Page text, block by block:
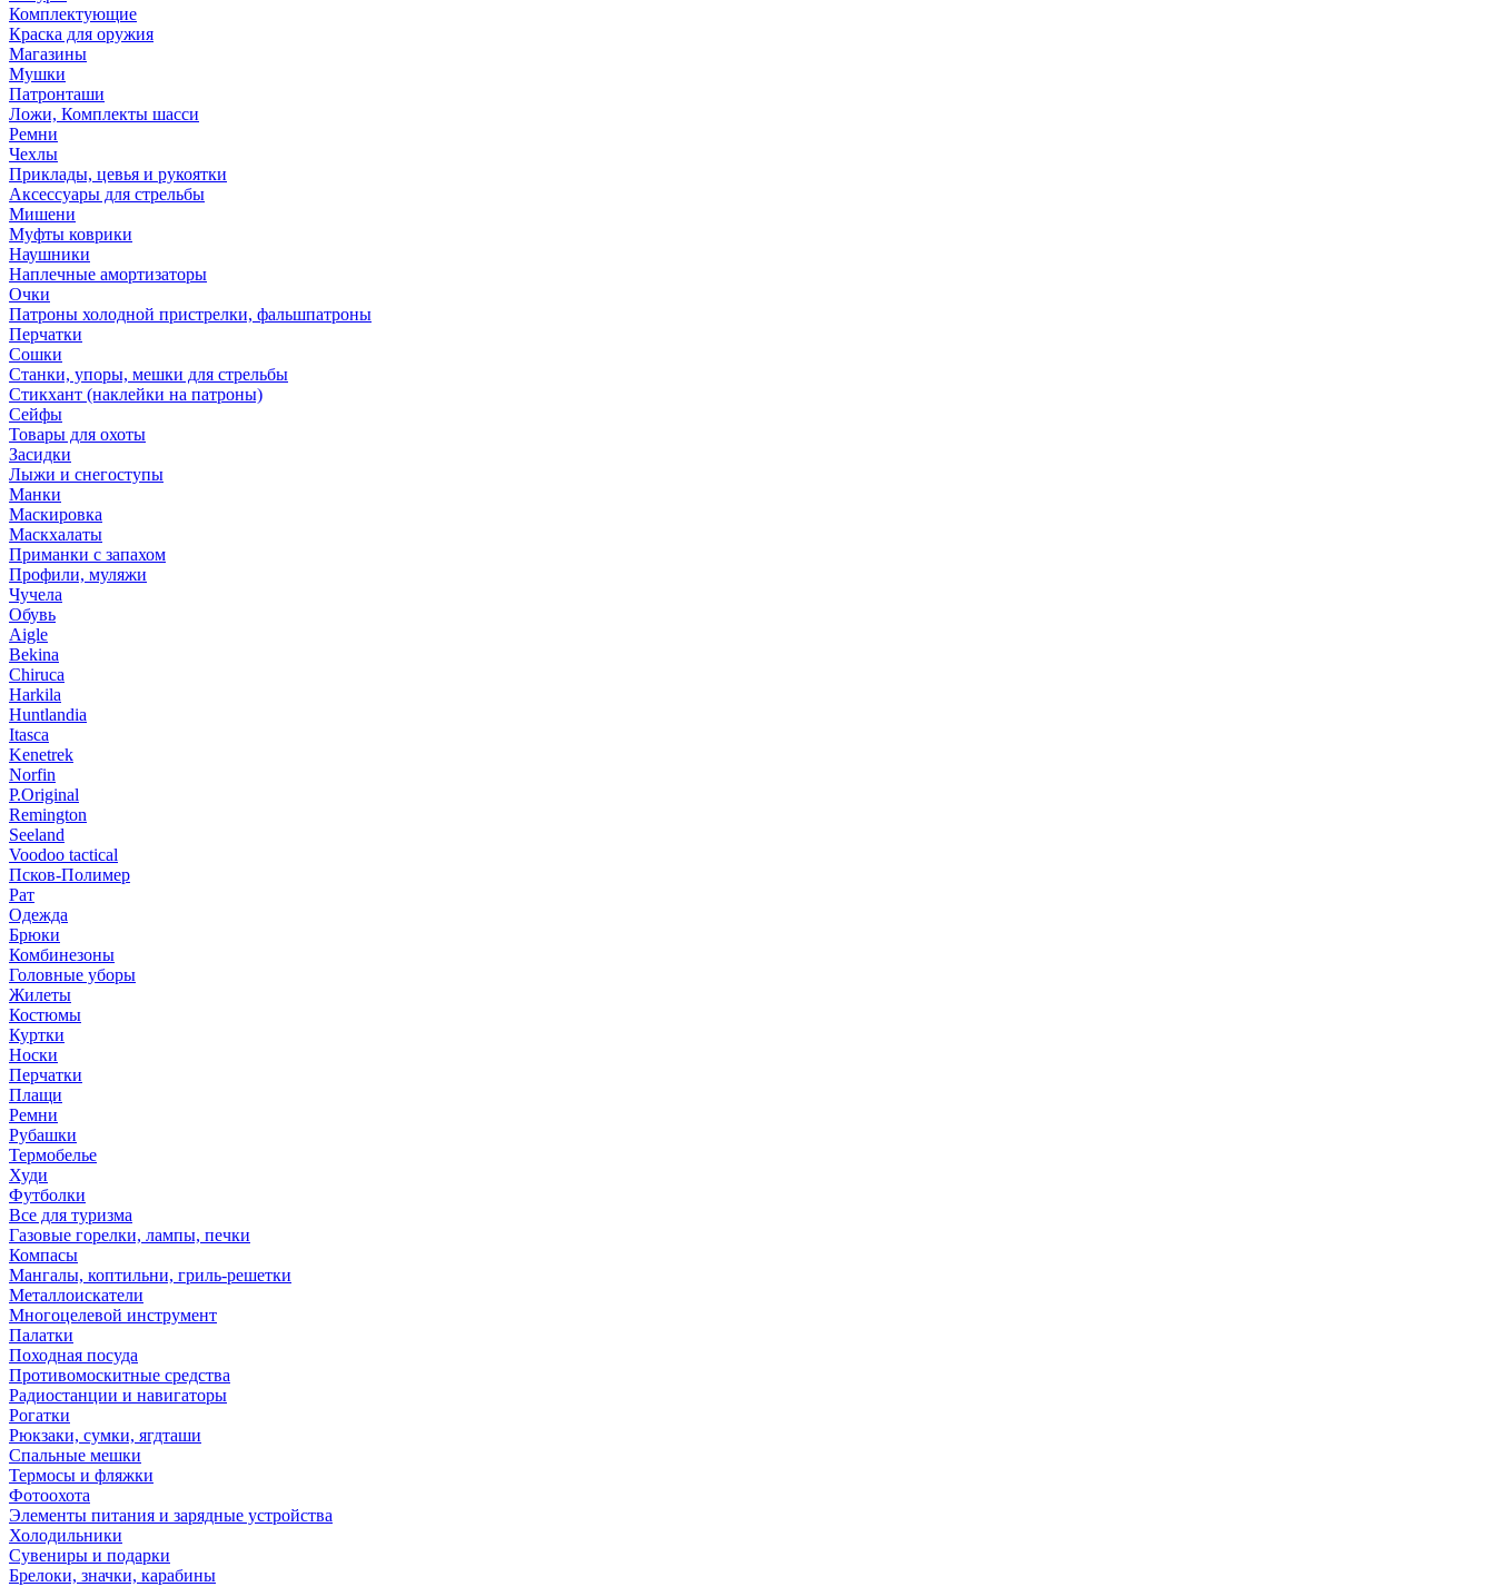
Комплектующие
Краска для оружия
Магазины
Мушки
Патронташи
Ложи, Комплекты шасси
Ремни
Чехлы
Приклады, цевья и рукоятки
Аксессуары для стрельбы
Мишени
Муфты коврики
Наушники
Наплечные амортизаторы
Очки
Патроны холодной пристрелки, фальшпатроны
Перчатки
Сошки
Станки, упоры, мешки для стрельбы
Стикхант (наклейки на патроны)
Сейфы
Товары для охоты
Засидки
Лыжи и снегоступы
Манки
Маскировка
Маскхалаты
Приманки с запахом
Профили, муляжи
Чучела
Обувь
Aigle
Bekina
Chiruсa
Harkila
Huntlandia
Itasca
Kenetrek
Norfin
P.Original
Remington
Seeland
Voodoo tactical
Псков-Полимер
Рат
Одежда
Брюки
Комбинезоны
Головные уборы
Жилеты
Костюмы
Куртки
Носки
Перчатки
Плащи
Ремни
Рубашки
Термобелье
Худи
Футболки
Все для туризма
Газовые горелки, лампы, печки
Компасы
Мангалы, коптильни, гриль-решетки
Металлоискатели
Многоцелевой инструмент
Палатки
Походная посуда
Противомоскитные средства
Радиостанции и навигаторы
Рогатки
Рюкзаки, сумки, ягдташи
Спальные мешки
Термосы и фляжки
Фотоохота
Элементы питания и зарядные устройства
Холодильники
Сувениры и подарки
Брелоки, значки, карабины